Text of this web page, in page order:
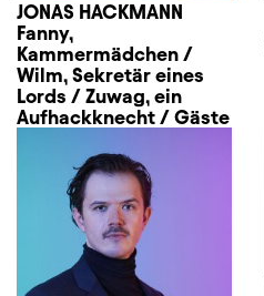
JONAS HACKMANN
Fanny,
Kammermädchen /
Wilm, Sekretär eines
Lords / Zuwag, ein
Aufhackknecht / Gäste